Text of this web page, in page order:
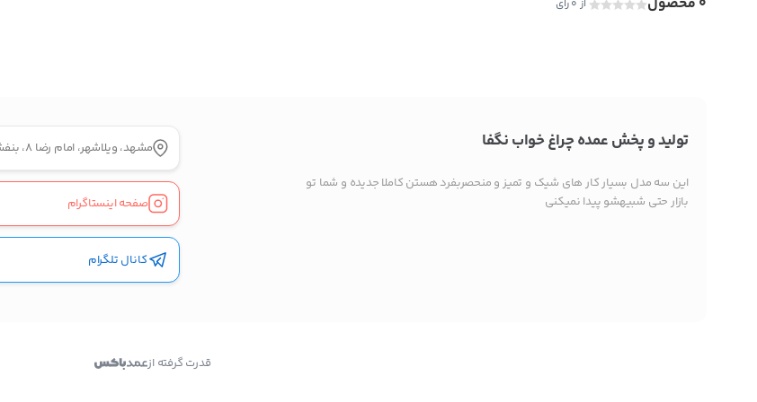
از 0 رای
بدیهی است عمدباکس هیچ نوع مسئولیتی در قبال نداشته
و صحت موارد ذکر شده بر عهده فرد آگهی دهنده می باشد.
تولید و پخش عمده چراغ خواب نگفا
این سه مدل بسیار کار های شیک و تمیز و منحصربفرد هستن کاملا جدیده و شما تو
بازار حتی شبیهشو پیدا نمیکنی
مشهد، ویلاشهر، امام رضا 8، بنفشه 6
صفحه اینستاگرام
کانال تلگرام
قدرت گرفته از